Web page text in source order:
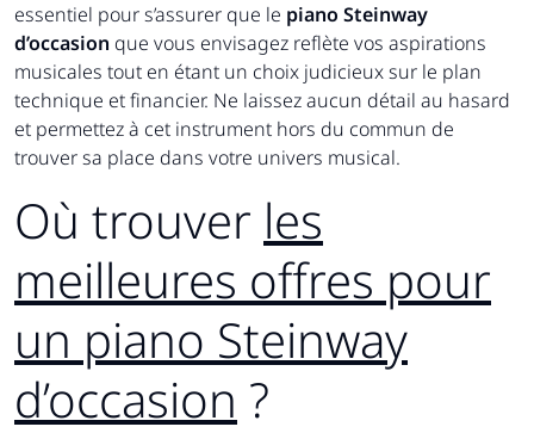
essentiel pour s’assurer que le piano Steinway
d’occasion que vous envisagez reflète vos aspirations
musicales tout en étant un choix judicieux sur le plan
technique et financier. Ne laissez aucun détail au hasard
et permettez à cet instrument hors du commun de
trouver sa place dans votre univers musical.
Où trouver les
meilleures offres pour
un piano Steinway
d’occasion ?